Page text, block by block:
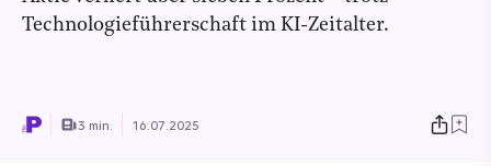
Technologieführerschaft im KI-Zeitalter.
3 min. 16.07.2025